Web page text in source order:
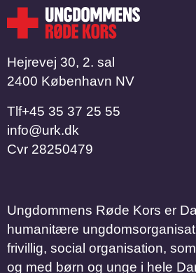
Hejrevej 30, 2. sal
2400 København NV
Tlf​​​​​​​+45 35 37 25 55
info@urk.dk
Cvr 28250479
Ungdommens Røde Kors er
humanitære
frivillig, social organisation,
og med børn og unge i hele